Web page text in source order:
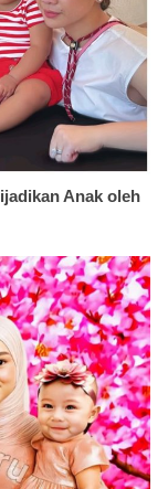
Anak oleh